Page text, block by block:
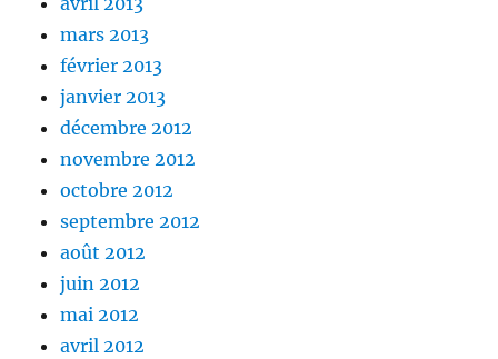
mars 2013
février 2013
janvier 2013
décembre 2012
novembre 2012
octobre 2012
septembre 2012
août 2012
juin 2012
mai 2012
avril 2012